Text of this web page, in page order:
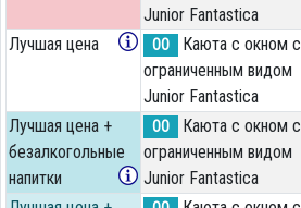
Junior Fantastica
Лучшая цена OO
Каюта с окном с
ограниченным видом
Junior Fantastica
Лучшая цена +
безалкогольные
напитки
OO
Каюта с окном с
ограниченным видом
Junior Fantastica